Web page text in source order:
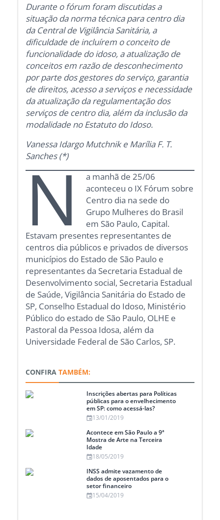
Durante o fórum foram discutidas a
situação da norma técnica para centro dia
da Central de Vigilância Sanitária, a
dificuldade de incluírem o conceito de
funcionalidade do idoso, a atualização de
conceitos em razão de desconhecimento
por parte dos gestores do serviço, garantia
de direitos, acesso a serviços e necessidade
da atualização da regulamentação dos
serviços de centro dia, além da inclusão da
modalidade no Estatuto do Idoso.
Vanessa Idargo Mutchnik e Marília F. T.
Sanches (*)
N
a manhã de 25/06
aconteceu o IX Fórum sobre
Centro dia na sede do
Grupo Mulheres do Brasil
em São Paulo, Capital.
Estavam presentes representantes de
centros dia públicos e privados de diversos
municípios do Estado de São Paulo e
representantes da Secretaria Estadual de
Desenvolvimento social, Secretaria Estadual
de Saúde, Vigilância Sanitária do Estado de
SP, Conselho Estadual do Idoso, Ministério
Público do estado de São Paulo, OLHE e
Pastoral da Pessoa Idosa, além da
Universidade Federal de São Carlos, SP.
CONFIRA TAMBÉM:
Inscrições abertas para Políticas
públicas para o envelhecimento
em SP: como acessá-las?
13/01/2019
Acontece em São Paulo a 9ª
Mostra de Arte na Terceira
Idade
18/05/2019
INSS admite vazamento de
dados de aposentados para o
setor financeiro
15/04/2019